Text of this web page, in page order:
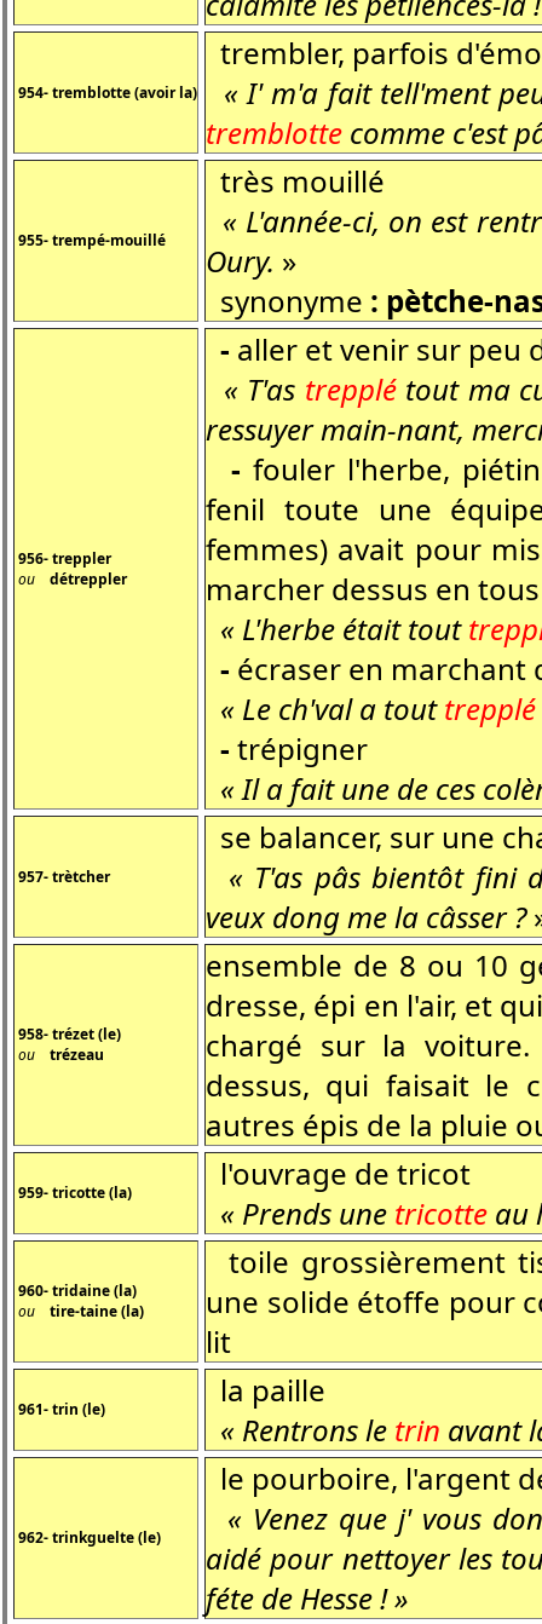
954- tremblotte (avoir la)
trembler, parfois
« I' m'a fait tell'ment
tremblotte comme c'est
955- trempé-mouillé
très mouillé
« L'année-ci, on est
Oury. »
synonyme : pètche-
956- treppler
ou détreppler
- aller et venir sur peu
« T'as trepplétout ma
ressuyer main-nant,
- fouler l'herbe,
fenil toute une
femmes) avait pour
marcher dessus en
« L'herbe était tout
- écraser en marchant
« Le ch'val a touttrepplé
- trépigner
« Il a fait une de ces
957- trètcher
se balancer, sur une
« T'as pâs bientôt fini
veux dong me la câsser ?
958- trézet (le)
ou trézeau
ensemble de 8 ou 10
dresse, épi en l'air, et
chargé sur la
dessus, qui faisait le
autres épis de la pluie
959- tricotte (la)
l'ouvrage de tricot
« Prends une tricotte au
960- tridaine (la)
ou tire-taine (la)
toile grossièrement
une solide étoffe pour
lit
961- trin (le)
la paille
« Rentrons le trin avant
962- trinkguelte (le)
le pourboire, l'argent
« Venez que j' vous
aidé pour nettoyer les
féte de Hesse ! »